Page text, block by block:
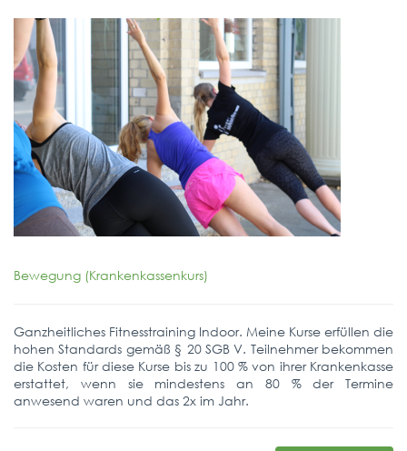
Bewegung (Krankenkassenkurs)
Ganzheitliches Fitnesstraining Indoor. Meine Kurse erfüllen die
hohen Standards gemäß § 20 SGB V. Teilnehmer bekommen
die Kosten für diese Kurse bis zu 100 % von ihrer Krankenkasse
erstattet, wenn sie mindestens an 80 % der Termine
anwesend waren und das 2x im Jahr.